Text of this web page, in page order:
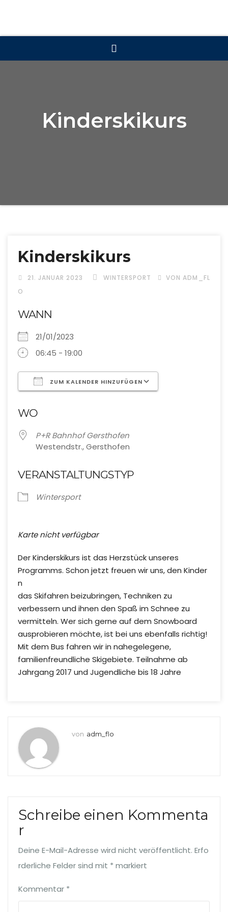
Kinderskikurs
Kinderskikurs
21. JANUAR 2023 WINTERSPORT
VON ADM_FL
O
WANN
21/01/2023
06:45 - 19:00
ZUM KALENDER HINZUFÜGEN
WO
P+R Bahnhof Gersthofen
Westendstr., Gersthofen
VERANSTALTUNGSTYP
Wintersport
Karte nicht verfügbar
Der Kinderskikurs ist das Herzstück unseres
Programms. Schon jetzt freuen wir uns, den Kinder
n
das Skifahren beizubringen, Techniken zu
verbessern und ihnen den Spaß im Schnee zu
vermitteln. Wer sich gerne auf dem Snowboard
ausprobieren möchte, ist bei uns ebenfalls richtig!
Mit dem Bus fahren wir in nahegelegene,
familienfreundliche Skigebiete. Teilnahme ab
Jahrgang 2017 und Jugendliche bis 18 Jahre
von adm_flo
Schreibe einen Kommenta
r
Deine E-Mail-Adresse wird nicht veröffentlicht. Erfo
rderliche Felder sind mit * markiert
Kommentar *